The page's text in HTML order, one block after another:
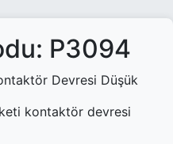
P3094
Devresi Düşük
kontaktör devresi